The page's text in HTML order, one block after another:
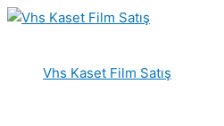
İçeriğe
Vhs Kaset Film Satış